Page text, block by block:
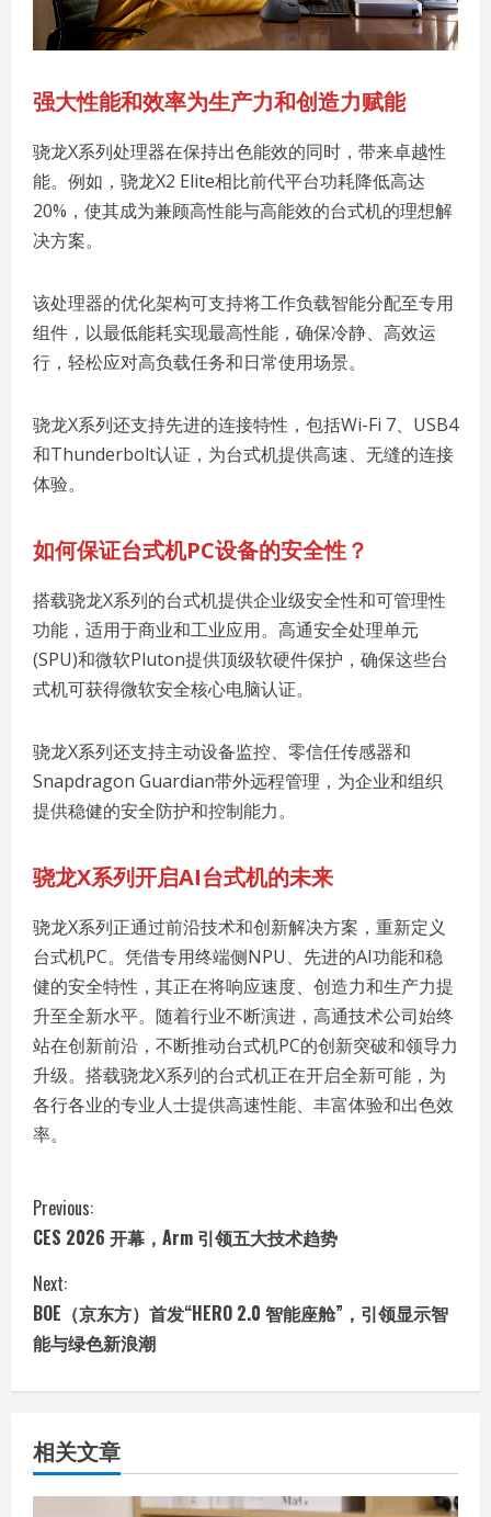
强大性能和效率为生产力和创造力赋能
骁龙X系列处理器在保持出色能效的同时，带来卓越性
能。例如，骁龙X2 Elite相比前代平台功耗降低高达
20%，使其成为兼顾高性能与高能效的台式机的理想解
决方案。
该处理器的优化架构可支持将工作负载智能分配至专用
组件，以最低能耗实现最高性能，确保冷静、高效运
行，轻松应对高负载任务和日常使用场景。
骁龙X系列还支持先进的连接特性，包括Wi-Fi 7、USB4
和Thunderbolt认证，为台式机提供高速、无缝的连接
体验。
如何保证台式机PC设备的安全性？
搭载骁龙X系列的台式机提供企业级安全性和可管理性
功能，适用于商业和工业应用。高通安全处理单元
(SPU)和微软Pluton提供顶级软硬件保护，确保这些台
式机可获得微软安全核心电脑认证。
骁龙X系列还支持主动设备监控、零信任传感器和
Snapdragon Guardian带外远程管理，为企业和组织
提供稳健的安全防护和控制能力。
骁龙X系列开启AI台式机的未来
骁龙X系列正通过前沿技术和创新解决方案，重新定义
台式机PC。凭借专用终端侧NPU、先进的AI功能和稳
健的安全特性，其正在将响应速度、创造力和生产力提
升至全新水平。随着行业不断演进，高通技术公司始终
站在创新前沿，不断推动台式机PC的创新突破和领导力
升级。搭载骁龙X系列的台式机正在开启全新可能，为
各行各业的专业人士提供高速性能、丰富体验和出色效
率。
C
o
n
t
i
n
u
Previous:
CES 2026 开幕，Arm 引领五大技术趋势
Next:
BOE（京东方）首发“HERO 2.0 智能座舱”，引领显示智
能与绿色新浪潮
相关文章